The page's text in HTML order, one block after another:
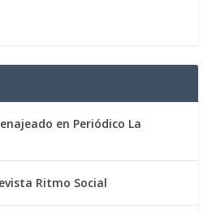
en Periódico La
Ritmo Social